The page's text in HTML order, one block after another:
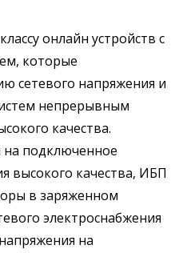
онлайн устройств с
которые
сетевого напряжения и
непрерывным
качества.
подключенное
высокого качества, ИБП
в заряженном
электроснабжения
на